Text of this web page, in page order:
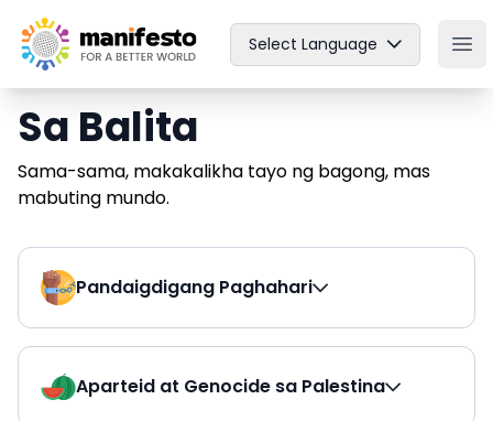
Your Company
Select Language
Sa Balita
Sama-sama, makakalikha tayo ng bagong, mas
mabuting mundo.
Pandaigdigang Paghahari
Aparteid at Genocide sa Palestina